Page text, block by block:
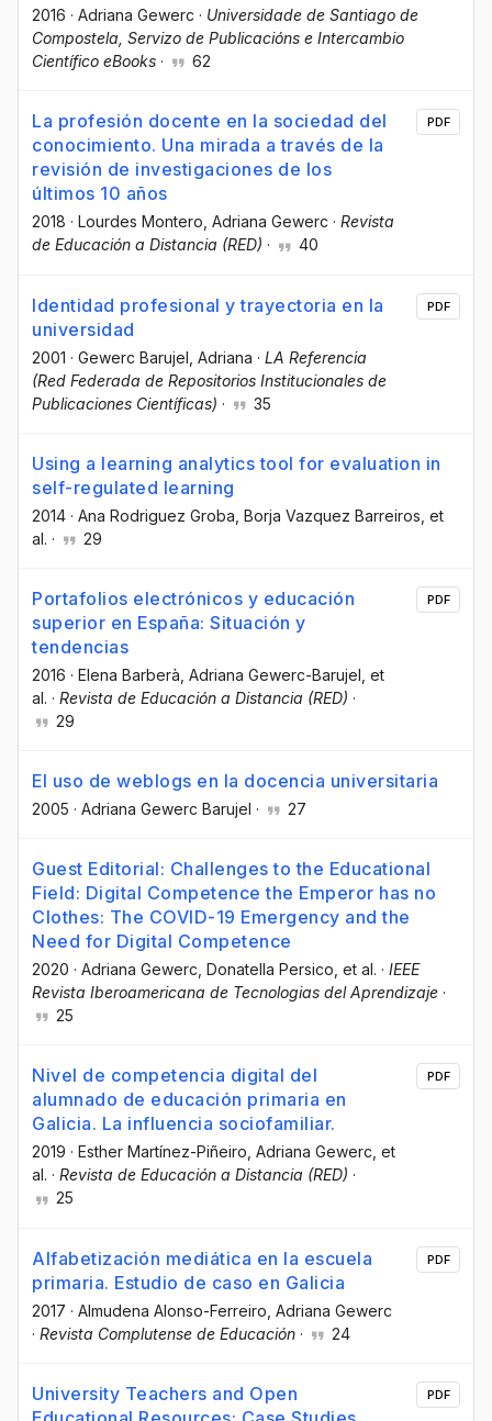
2016 · Adriana Gewerc · Universidade de Santiago de
Compostela, Servizo de Publicacións e Intercambio
Científico eBooks · 62
La profesión docente en la sociedad del
conocimiento. Una mirada a través de la
revisión de investigaciones de los
últimos 10 años
2018 · Lourdes Montero , Adriana Gewerc · Revista
de Educación a Distancia (RED) · 40
PDF
Identidad profesional y trayectoria en la
universidad
2001 · Gewerc Barujel, Adriana · LA Referencia
(Red Federada de Repositorios Institucionales de
Publicaciones Científicas) · 35
PDF
Using a learning analytics tool for evaluation in
self-regulated learning
2014 · Ana Rodriguez Groba , Borja Vazquez Barreiros , et
al. · 29
Portafolios electrónicos y educación
superior en España: Situación y
tendencias
2016 · Elena Barberà , Adriana Gewerc-Barujel , et
al. · Revista de Educación a Distancia (RED) ·
29
PDF
El uso de weblogs en la docencia universitaria
2005 · Adriana Gewerc Barujel · 27
Guest Editorial: Challenges to the Educational
Field: Digital Competence the Emperor has no
Clothes: The COVID-19 Emergency and the
Need for Digital Competence
2020 · Adriana Gewerc , Donatella Persico , et al. · IEEE
Revista Iberoamericana de Tecnologias del Aprendizaje ·
25
Nivel de competencia digital del
alumnado de educación primaria en
Galicia. La influencia sociofamiliar.
2019 · Esther Martínez-Piñeiro , Adriana Gewerc , et
al. · Revista de Educación a Distancia (RED) ·
25
PDF
Alfabetización mediática en la escuela
primaria. Estudio de caso en Galicia
2017 · Almudena Alonso-Ferreiro , Adriana Gewerc
· Revista Complutense de Educación · 24
PDF
University Teachers and Open
PDF